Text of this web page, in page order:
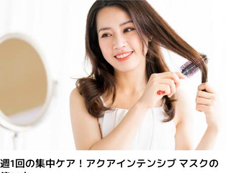
週1回の集中ケア！アクアインテンシブ マスクの